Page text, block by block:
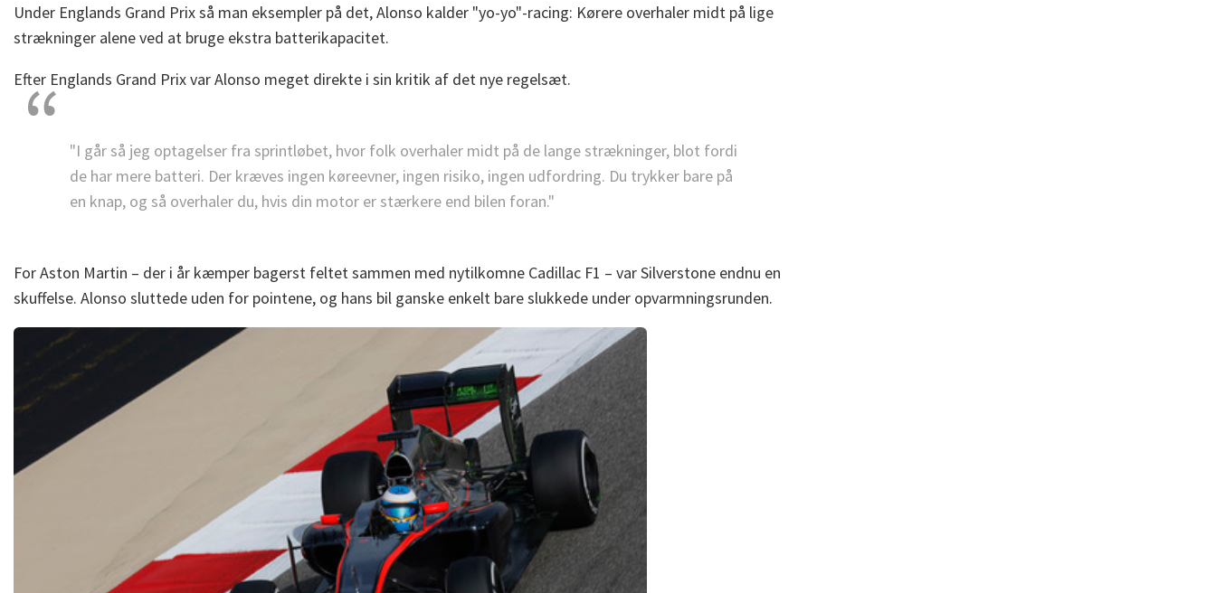
Under Englands Grand Prix så man eksempler på det, Alonso kalder "yo-yo"-racing: Kørere overhaler midt på lige
strækninger alene ved at bruge ekstra batterikapacitet.
Efter Englands Grand Prix var Alonso meget direkte i sin kritik af det nye regelsæt.
"I går så jeg optagelser fra sprintløbet, hvor folk overhaler midt på de lange strækninger, blot fordi
de har mere batteri. Der kræves ingen køreevner, ingen risiko, ingen udfordring. Du trykker bare på
en knap, og så overhaler du, hvis din motor er stærkere end bilen foran."
For Aston Martin – der i år kæmper bagerst feltet sammen med nytilkomne Cadillac F1 – var Silverstone endnu en
skuffelse. Alonso sluttede uden for pointene, og hans bil ganske enkelt bare slukkede under opvarmningsrunden.